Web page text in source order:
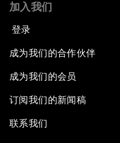
加入我们
登录
成为我们的合作伙伴
成为我们的会员
订阅我们的新闻稿
联系我们